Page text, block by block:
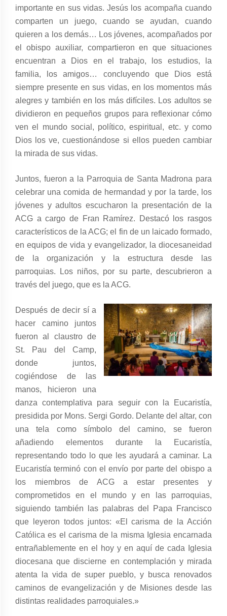
importante en sus vidas. Jesús los acompaña cuando
comparten un juego, cuando se ayudan, cuando
quieren a los demás… Los jóvenes, acompañados por
el obispo auxiliar, compartieron en que situaciones
encuentran a Dios en el trabajo, los estudios, la
familia, los amigos… concluyendo que Dios está
siempre presente en sus vidas, en los momentos más
alegres y también en los más difíciles. Los adultos se
dividieron en pequeños grupos para reflexionar cómo
ven el mundo social, político, espiritual, etc. y como
Dios los ve, cuestionándose si ellos pueden cambiar
la mirada de sus vidas.
Juntos, fueron a la Parroquia de Santa Madrona para
celebrar una comida de hermandad y por la tarde, los
jóvenes y adultos escucharon la presentación de la
ACG a cargo de Fran Ramírez. Destacó los rasgos
característicos de la ACG; el fin de un laicado formado,
en equipos de vida y evangelizador, la diocesaneidad
de la organización y la estructura desde las
parroquias. Los niños, por su parte, descubrieron a
través del juego, que es la ACG.
Después de decir sí a
hacer camino juntos
fueron al claustro de
St. Pau del Camp,
donde juntos,
cogiéndose de las
manos, hicieron una
danza contemplativa para seguir con la Eucaristía,
presidida por Mons. Sergi Gordo. Delante del altar, con
una tela como símbolo del camino, se fueron
añadiendo elementos durante la Eucaristía,
representando todo lo que les ayudará a caminar. La
Eucaristía terminó con el envío por parte del obispo a
los miembros de ACG a estar presentes y
comprometidos en el mundo y en las parroquias,
siguiendo también las palabras del Papa Francisco
que leyeron todos juntos: «El carisma de la Acción
Católica es el carisma de la misma Iglesia encarnada
entrañablemente en el hoy y en aquí de cada Iglesia
diocesana que discierne en contemplación y mirada
atenta la vida de super pueblo, y busca renovados
caminos de evangelización y de Misiones desde las
distintas realidades parroquiales.»